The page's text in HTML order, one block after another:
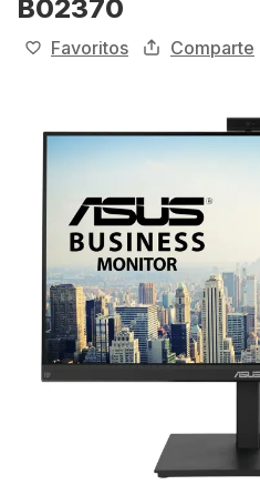
B02370
Favoritos Comparte